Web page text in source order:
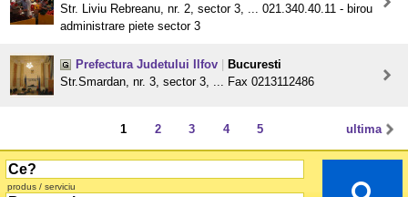
Str. Liviu Rebreanu, nr. 2, sector 3, ... 021.340.40.11 - birou
administrare piete sector 3
Prefectura Judetului Ilfov
Bucuresti
Str.Smardan, nr. 3, sector 3, ... Fax 0213112486
ultima
1 2 3 4 5
produs / serviciu